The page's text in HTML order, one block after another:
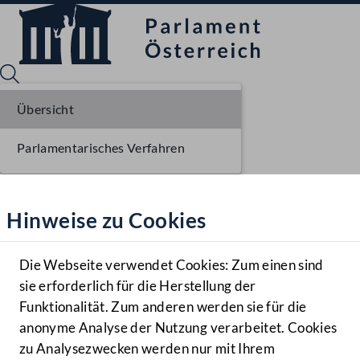
Hilfe
Benutzer
Navigationsmenü öffnen
MENÜ
Hinweise zu Cookies
Die Webseite verwendet Cookies: Zum einen sind
sie erforderlich für die Herstellung der
Funktionalität. Zum anderen werden sie für die
anonyme Analyse der Nutzung verarbeitet. Cookies
zu Analysezwecken werden nur mit Ihrem
Übersicht
Parlamentarisches Verfahren